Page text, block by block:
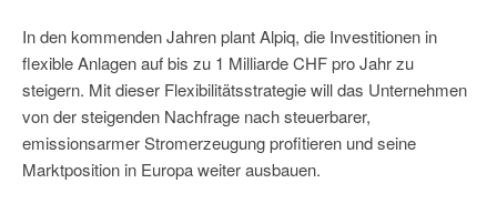
In den kommenden Jahren plant Alpiq, die Investitionen in
flexible Anlagen auf bis zu 1 Milliarde CHF pro Jahr zu
steigern. Mit dieser Flexibilitätsstrategie will das Unternehmen
von der steigenden Nachfrage nach steuerbarer,
emissionsarmer Stromerzeugung profitieren und seine
Marktposition in Europa weiter ausbauen.